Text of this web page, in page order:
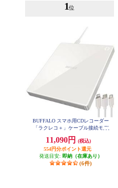
1位
BUFFALO スマホ用CDレコーダー
「ラクレコ＋」ケーブル接続モデ
11,090円
(税込)
554円分ポイント還元
発送目安: 即納（在庫あり）
(6件)